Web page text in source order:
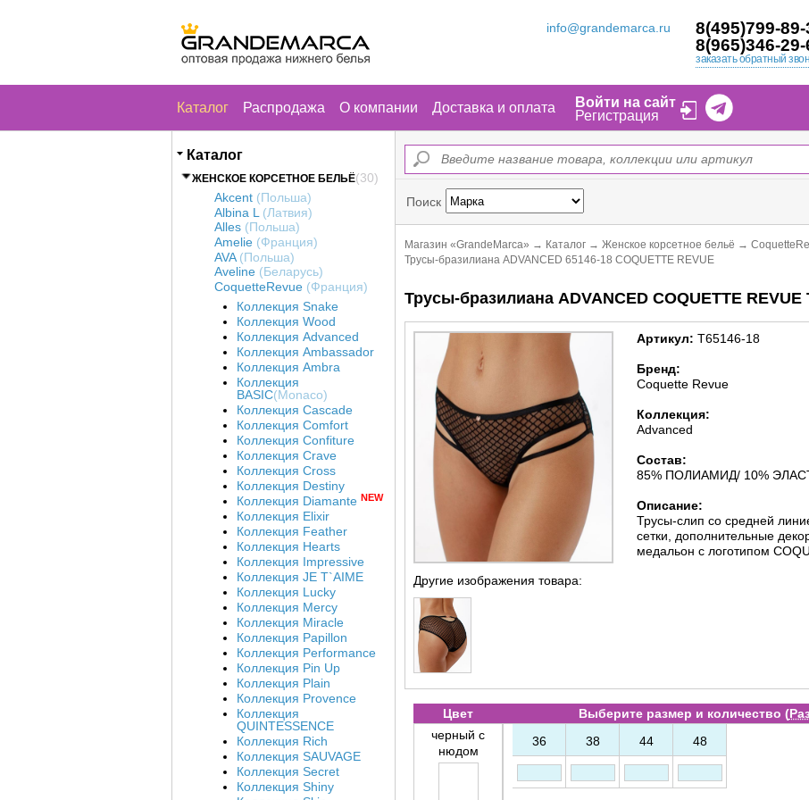
info@grandemarca.ru
8(495)799-89-
8(965)346-29-
заказать обратный
Каталог Распродажа О компании Доставка и оплата
Войти на сайт
Регистрация
Каталог
ЖЕНСКОЕ КОРСЕТНОЕ БЕЛЬЁ(30)
Akcent (Польша)
Albina L (Латвия)
Alles (Польша)
Amelie (Франция)
AVA (Польша)
Aveline (Беларусь)
CoquetteRevue (Франция)
Коллекция Snake
Коллекция Wood
Коллекция Advanced
Коллекция Ambassador
Коллекция Ambra
Коллекция
BASIC(Monaco)
Коллекция Cascade
Коллекция Comfort
Коллекция Confiture
Коллекция Crave
Коллекция Cross
Коллекция Destiny
Коллекция Diamante NEW
Коллекция Elixir
Коллекция Feather
Коллекция Hearts
Коллекция Impressive
Коллекция JE T`AIME
Коллекция Lucky
Коллекция Mercy
Коллекция Miracle
Коллекция Papillon
Коллекция Performance
Коллекция Pin Up
Коллекция Plain
Коллекция Provence
Коллекция
QUINTESSENCE
Коллекция Rich
Коллекция SAUVAGE
Коллекция Secret
Коллекция Shiny
Поиск
Магазин «GrandeMarca» → Каталог → Женское корсетное бельё →
Трусы-бразилиана ADVANCED 65146-18 COQUETTE REVUE
Трусы-бразилиана ADVANCED COQUETTE REVUE
Другие изображения товара:
Артикул: Т65146-18
Бренд:
Coquette Revue
Коллекция:
Advanced
Состав:
85% ПОЛИАМИД/ 10%
Описание:
Трусы-слип со средней
сетки, дополнительные
медальон с логотипом
Цвет Выберите размер и количество (
черный с
нюдом
36 38 44 48